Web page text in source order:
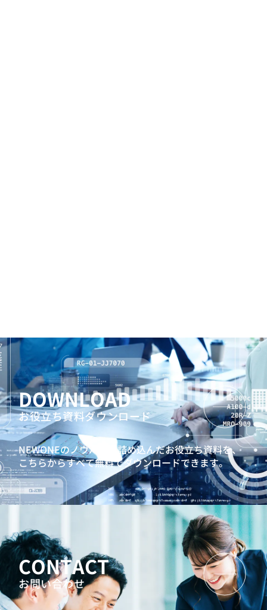
DOWNLOAD
お役立ち資料ダウンロード
NEWONEのノウハウを詰め込んだお役立ち資料を、
こちらからすべて無料でダウンロードできます。
CONTACT
お問い合わせ